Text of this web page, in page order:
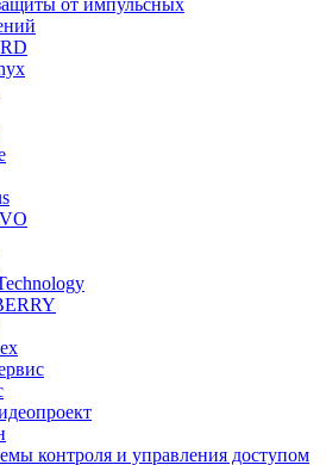
от импульсных